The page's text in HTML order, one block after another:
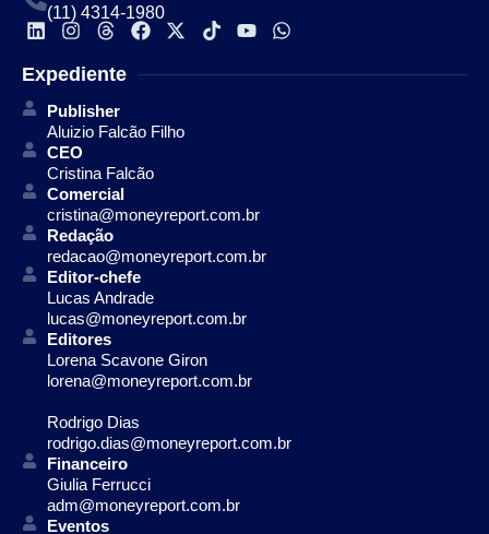
(11) 4314-1980
Expediente
Publisher
Aluizio Falcão Filho
CEO
Cristina Falcão
Comercial
cristina@moneyreport.com.br
Redação
redacao@moneyreport.com.br
Editor-chefe
Lucas Andrade
lucas@moneyreport.com.br
Editores
Lorena Scavone Giron
lorena@moneyreport.com.br
Rodrigo Dias
rodrigo.dias@moneyreport.com.br
Financeiro
Giulia Ferrucci
adm@moneyreport.com.br
Eventos